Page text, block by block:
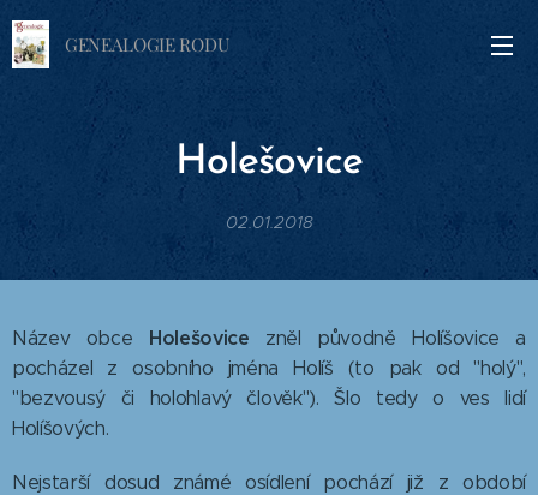
GENEALOGIE RODU
Holešovice
02.01.2018
Název obce Holešovice zněl původně Holíšovice a
pocházel z osobního jména Holíš (to pak od "holý",
"bezvousý či holohlavý člověk"). Šlo tedy o ves lidí
Holíšových.
Nejstarší dosud známé osídlení pochází již z období